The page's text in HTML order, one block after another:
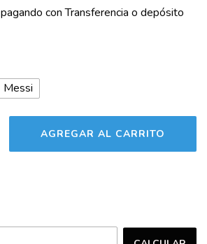
pagando con Transferencia o depósito
Messi